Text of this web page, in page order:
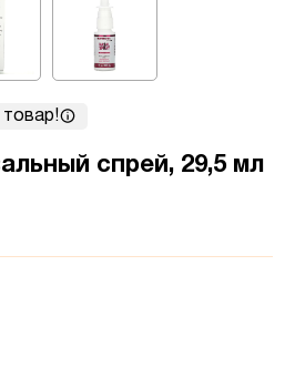
товар!
спрей, 29,5 мл